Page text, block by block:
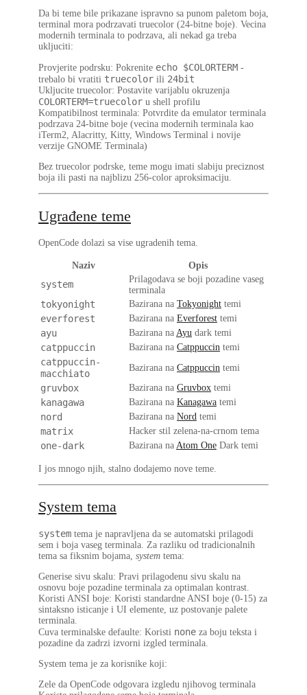
Da bi teme bile prikazane ispravno sa punom paletom boja,
terminal mora podrzavati truecolor (24-bitne boje). Vecina
modernih terminala to podrzava, ali nekad ga treba
ukljuciti:
Provjerite podrsku: Pokrenite echo $COLORTERM -
trebalo bi vratiti truecolor ili 24bit
Ukljucite truecolor: Postavite varijablu okruzenja
COLORTERM=truecolor u shell profilu
Kompatibilnost terminala: Potvrdite da emulator terminala
podrzava 24-bitne boje (vecina modernih terminala kao
iTerm2, Alacritty, Kitty, Windows Terminal i novije
verzije GNOME Terminala)
Bez truecolor podrske, teme mogu imati slabiju preciznost
boja ili pasti na najblizu 256-color aproksimaciju.
Ugrađene teme
OpenCode dolazi sa vise ugradenih tema.
Naziv Opis
system
Prilagodava se boji pozadine vaseg
terminala
tokyonight Bazirana na Tokyonight temi
everforest Bazirana na Everforest temi
ayu Bazirana na Ayu dark temi
catppuccin Bazirana na Catppuccin temi
catppuccin-
macchiato
Bazirana na Catppuccin temi
gruvbox Bazirana na Gruvbox temi
kanagawa Bazirana na Kanagawa temi
nord Bazirana na Nord temi
matrix Hacker stil zelena-na-crnom tema
one-dark Bazirana na Atom One Dark temi
I jos mnogo njih, stalno dodajemo nove teme.
System tema
system tema je napravljena da se automatski prilagodi
sem i boja vaseg terminala. Za razliku od tradicionalnih
tema sa fiksnim bojama, system tema:
Generise sivu skalu: Pravi prilagodenu sivu skalu na
osnovu boje pozadine terminala za optimalan kontrast.
Koristi ANSI boje: Koristi standardne ANSI boje (0-15) za
sintaksno isticanje i UI elemente, uz postovanje palete
terminala.
Cuva terminalske defaulte: Koristi none za boju teksta i
pozadine da zadrzi izvorni izgled terminala.
System tema je za korisnike koji:
Zele da OpenCode odgovara izgledu njihovog terminala